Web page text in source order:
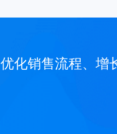
优化销售流程、增